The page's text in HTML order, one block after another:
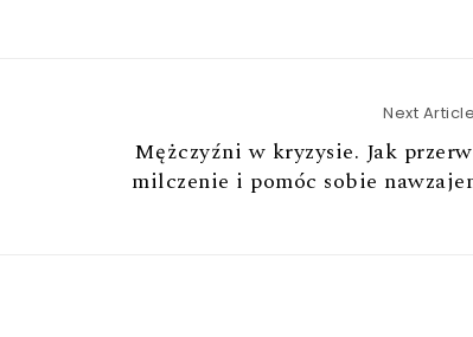
Next Article
Mężczyźni w kryzysie. Jak
milczenie i pomóc sobie